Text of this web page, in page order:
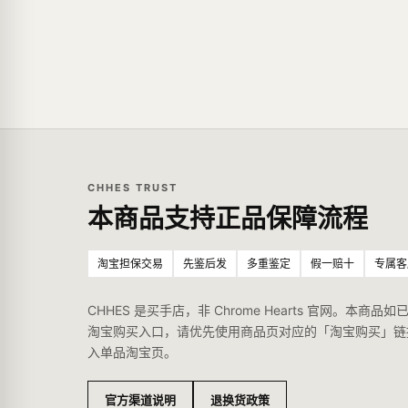
CHHES TRUST
本商品支持正品保障流程
淘宝担保交易 先鉴后发 多重鉴定 假一赔十 专属
CHHES 是买手店，非 Chrome Hearts 官网。本商品如
淘宝购买入口，请优先使用商品页对应的「淘宝购买」
入单品淘宝页。
官方渠道说明 退换货政策